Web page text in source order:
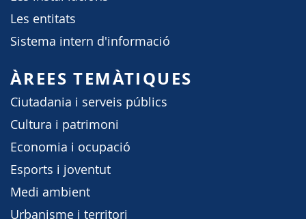
Les entitats
Sistema intern d'informació
ÀREES TEMÀTIQUES
Ciutadania i serveis públics
Cultura i patrimoni
Economia i ocupació
Esports i joventut
Medi ambient
Urbanisme i territori